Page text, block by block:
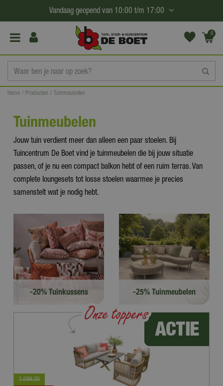
a
Home Producten Tuinmeubelen
Vandaag geopend van 10:00 t/m 17:00
0
(€0,
Tuinmeubelen
Jouw tuin verdient meer dan alleen een paar stoelen. Bij
Tuincentrum De Boet vind je tuinmeubelen die bij jouw situatie
passen, of je nu een compact balkon hebt of een ruim terras. Van
complete loungesets tot losse stoelen waarmee je precies
samenstelt wat je nodig hebt.
-20% Tuinkussens
Bestel online!
-25% Tuinmeubelen
1.099,00